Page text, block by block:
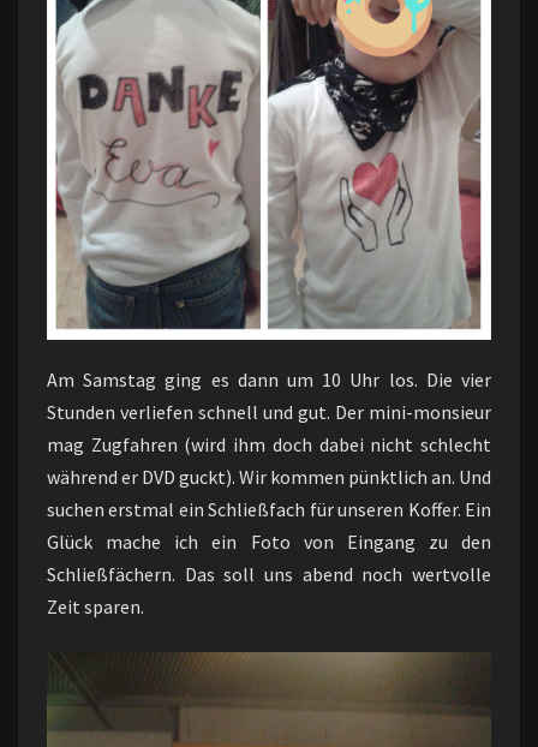
Am Samstag ging es dann um 10 Uhr los. Die vier
Stunden verliefen schnell und gut. Der mini-monsieur
mag Zugfahren (wird ihm doch dabei nicht schlecht
während er DVD guckt). Wir kommen pünktlich an. Und
suchen erstmal ein Schließfach für unseren Koffer. Ein
Glück mache ich ein Foto von Eingang zu den
Schließfächern. Das soll uns abend noch wertvolle
Zeit sparen.